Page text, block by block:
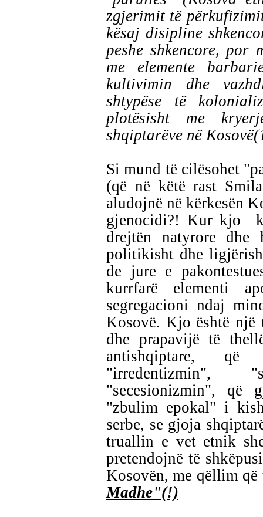
zgjerimit të
kësaj disipline
peshe shkencore, por
me elemente
kultivimin dhe
shtypëse të
plotësisht me
shqiptarëve në
Si mund të cilësohet
(që në këtë rast
aludojnë në kërkesën
gjenocidi?! Kur kjo
drejtën natyrore dhe
politikisht dhe
de jure e
kurrfarë elementi
segregacioni ndaj
Kosovë. Kjo është një
dhe prapavijë të
antishqiptare, që
"irredentizmin",
"secesionizmin", që
"zbulim epokal" i
serbe, se gjoja
truallin e vet etnik
pretendojnë të
Kosovën, me qëllim
Madhe"(!)